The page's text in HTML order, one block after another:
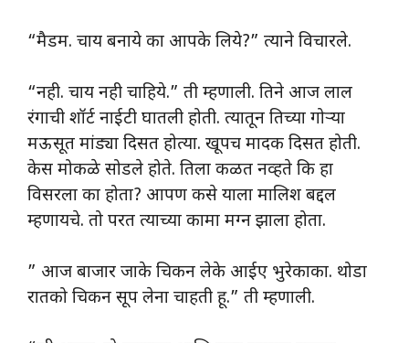
“मैडम. चाय बनाये का आपके लिये?” त्याने विचारले.
“नही. चाय नही चाहिये.” ती म्हणाली. तिने आज लाल
रंगाची शॉर्ट नाईटी घातली होती. त्यातून तिच्या गोऱ्या
मऊसूत मांड्या दिसत होत्या. खूपच मादक दिसत होती.
केस मोकळे सोडले होते. तिला कळत नव्हते कि हा
विसरला का होता? आपण कसे याला मालिश बद्दल
म्हणायचे. तो परत त्याच्या कामा मग्न झाला होता.
” आज बाजार जाके चिकन लेके आईए भुरेकाका. थोडा
रातको चिकन सूप लेना चाहती हू.” ती म्हणाली.